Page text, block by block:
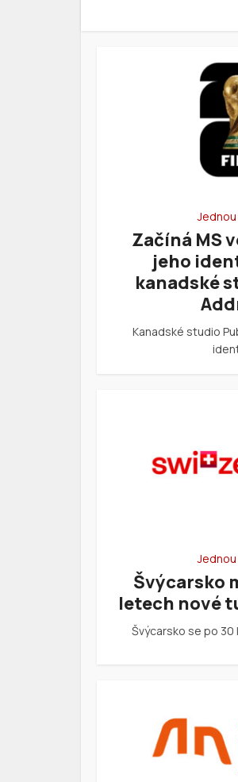
Jednou
Začíná MS
jeho
kanadské
Kanadské studio
Švýcarsko
letech nové
Švýcarsko se po